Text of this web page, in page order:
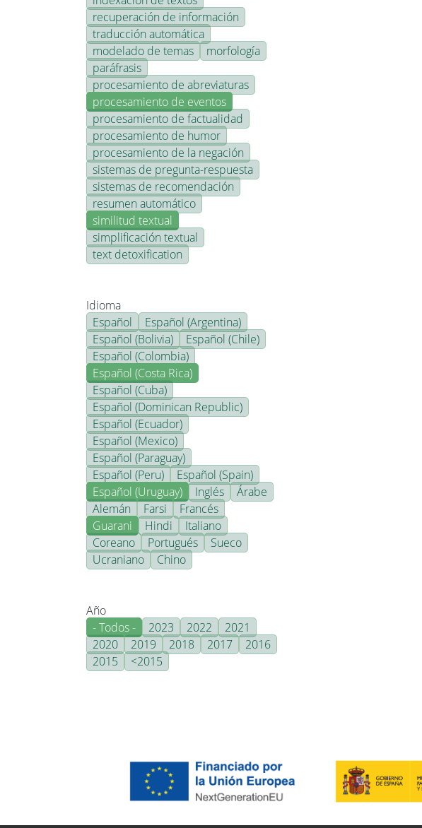
recuperación de información
traducción automática
modelado de temas
morfología
paráfrasis
procesamiento de abreviaturas
procesamiento de eventos
procesamiento de factualidad
procesamiento de humor
procesamiento de la negación
sistemas de pregunta-respuesta
sistemas de recomendación
resumen automático
similitud textual
simplificación textual
text detoxification
Idioma
Español
Español (Argentina)
Español (Bolivia)
Español (Chile)
Español (Colombia)
Español (Costa Rica)
Español (Cuba)
Español (Dominican Republic)
Español (Ecuador)
Español (Mexico)
Español (Paraguay)
Español (Peru)
Español (Spain)
Español (Uruguay)
Inglés
Árabe
Alemán
Farsi
Francés
Guarani
Hindi
Italiano
Coreano
Portugués
Sueco
Ucraniano
Chino
Año
- Todos -
2023 2022
2021
2020
2019 2018 2017
2016
2015
<2015